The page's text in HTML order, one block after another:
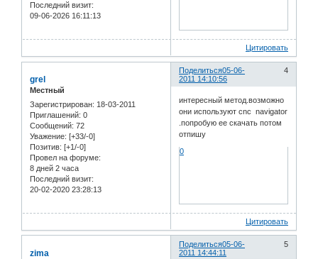
Последний визит:
09-06-2026 16:11:13
Цитировать
Поделиться 4
05-06-
2011 14:10:56
grel
Местный
Зарегистрирован: 18-03-2011
Приглашений: 0
Сообщений: 72
Уважение: [+33/-0]
Позитив: [+1/-0]
Провел на форуме:
8 дней 2 часа
Последний визит:
20-02-2020 23:28:13
интересный метод.возможно
они используют cnc navigator
.попробую ее скачать потом
отпишу
0
Цитировать
Поделиться 5
05-06-
2011 14:44:11
zima